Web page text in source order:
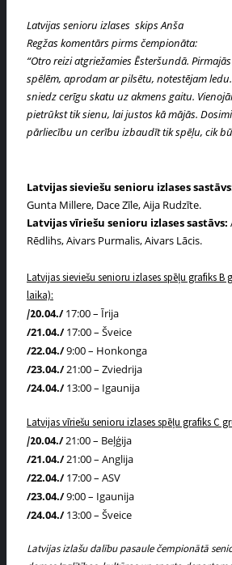
Latvijassenioru izlases skips Anša
Regžaskomentārspirmsčempionāta:
“Otro reizi atgriežamies Ēsteršundā.
spēlēm, aprodam ar pilsētu, notestējam
sniedz cerīgu skatu uz akmens gaitu.
pietrūkst tik sienu, lai justos kā mājās.
pārliecību un cerību izbaudīt tik spēļu, cik
Latvijas sieviešu senioru izlases
Gunta Millere, Dace Zīle, Aija Rudzīte.
Latvijas vīriešu senioru izlases sastāvs:
Rēdlihs, Aivars Purmalis, Aivars Lācis.
Latvijas sieviešu senioru izlases spēļu grafiks B
laika):
/20.04./ 17:00 – Īrija
/21.04./ 17:00 – Šveice
/22.04./9:00 – Honkonga
/23.04./21:00 – Zviedrija
/24.04./ 13:00 – Igaunija
Latvijas vīriešu senioru izlases spēļu grafiks C
/20.04./ 21:00 – Beļģija
/21.04./ 21:00 – Anglija
/22.04./ 17:00 – ASV
/23.04./9:00 – Igaunija
/24.04./ 13:00 – Šveice
Latvijas izlašu dalību pasaule čempionātā